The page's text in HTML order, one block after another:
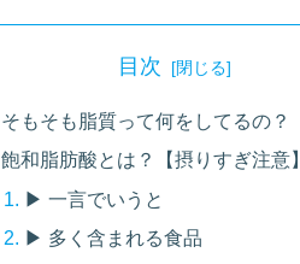
目次
そもそも脂質って何をしてるの？
飽和脂肪酸とは？【摂りすぎ注意】
▶ 一言でいうと
▶ 多く含まれる食品